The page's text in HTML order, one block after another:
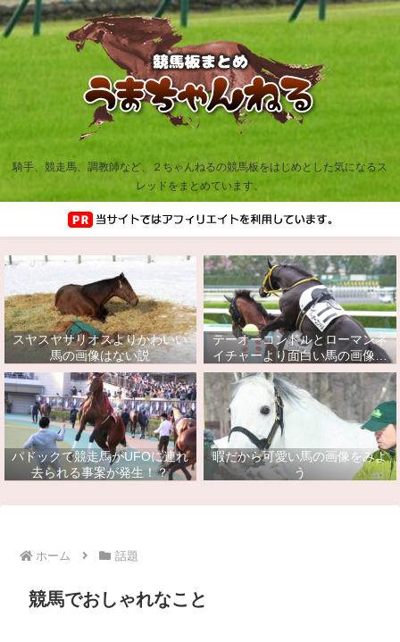
騎手、競走馬、調教師など、２ちゃんねるの競馬板をはじめとした気になるス
レッドをまとめています。
スヤスヤサリオスよりかわいい
馬の画像はない説
テーオーコンドルとローマンネ
イチャーより面白い馬の画像っ
てあるの？
パドックで競走馬がUFOに連れ
去られる事案が発生！？
暇だから可愛い馬の画像をみよ
う
ホーム 話題
競馬でおしゃれなこと